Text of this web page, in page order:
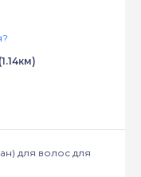
(1.14км)
для волос для